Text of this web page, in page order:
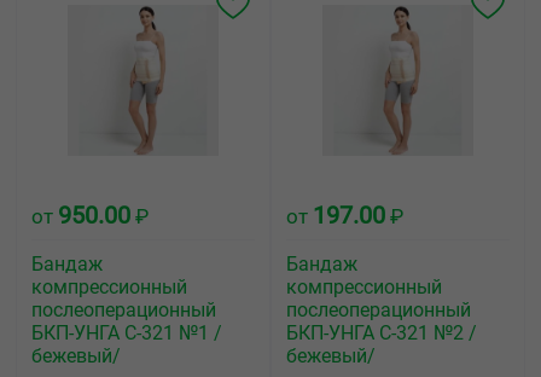
от 950.00 ₽
Бандаж
компрессионный
послеоперационный
БКП-УНГА С-321 №1 /
бежевый/
от 197.00 ₽
Бандаж
компрессионный
послеоперационный
БКП-УНГА С-321 №2 /
бежевый/